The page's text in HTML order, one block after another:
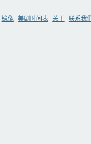
镜像 美剧时间表 关于 联系我们